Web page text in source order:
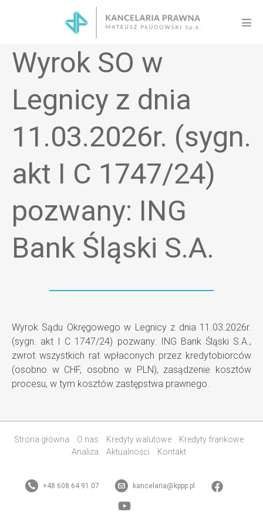
Wyrok SO w
Legnicy z dnia
11.03.2026r. (sygn.
akt I C 1747/24)
pozwany: ING
Bank Śląski S.A.
Wyrok Sądu Okręgowego w Legnicy z dnia 11.03.2026r.
(sygn. akt I C 1747/24) pozwany: ING Bank Śląski S.A.,
zwrot wszystkich rat wpłaconych przez kredytobiorców
(osobno w CHF, osobno w PLN), zasądzenie kosztów
procesu, w tym kosztów zastępstwa prawnego.
Strona główna O nas Kredyty walutowe
Kredyty frankowe
Analiza
Aktualności Kontakt
+48 608 64 91 07 kancelaria@kppp.pl